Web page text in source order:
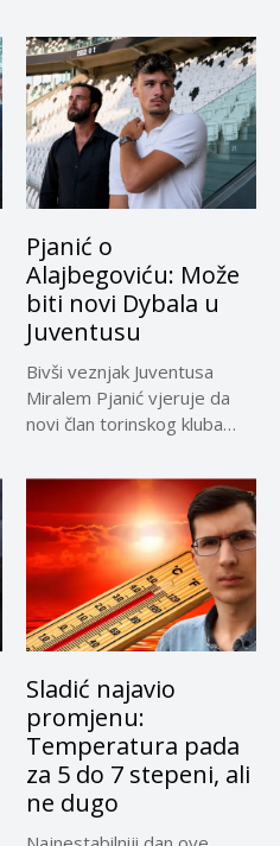
Pjanić o
Alajbegoviću: Može
biti novi Dybala u
Juventusu
Bivši veznjak Juventusa
Miralem Pjanić vjeruje da
novi član torinskog kluba
Sladić najavio
promjenu:
Temperatura pada
za 5 do 7 stepeni, ali
ne dugo